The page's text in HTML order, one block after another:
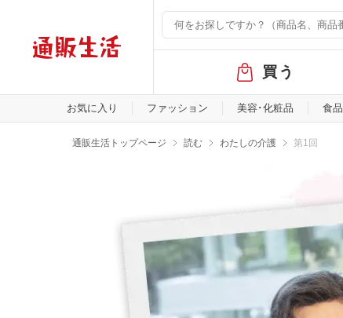
バ
ル
メ
買う
お気に入り ファッション 美容･化粧品 食品
通販生活トップページ 読む わたしの介護 第1回